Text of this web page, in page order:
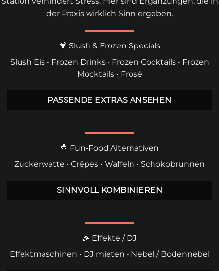
der Praxis wirklich Sinn ergeben.
🍹 Slush & Frozen Specials
Slush Eis• Frozen Drinks• Frozen Cocktails• Frozen
Mocktails• Frosé
PASSENDE EXTRAS ANSEHEN
🍭 Fun-Food Alternativen
Zuckerwatte • Crêpes • Waffeln • Schokobrunnen
SINNVOLL KOMBINIEREN
🎉 Effekte / DJ
Effektmaschinen • DJ mieten • Nebel / Bodennebel